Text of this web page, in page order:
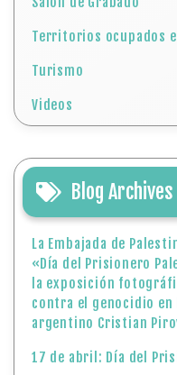
Territorios ocupados
Turismo
Videos
Blog Archives
La Embajada de
«Día del Prisionero
la exposición
contra el genocidio en
argentino Cristian
17 de abril: Día del